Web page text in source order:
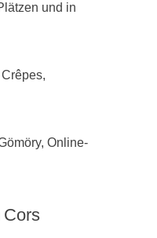
und in
Online-
Cors